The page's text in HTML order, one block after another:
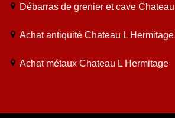
Débarras de grenier et cave
Achat antiquité Chateau L Hermitage
Achat métaux Chateau L Hermitage